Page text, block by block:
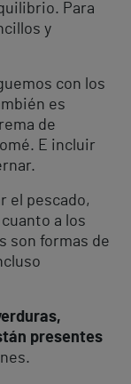
Para
y
con los
es
de
E incluir
el pescado,
a los
son formas de
presentes